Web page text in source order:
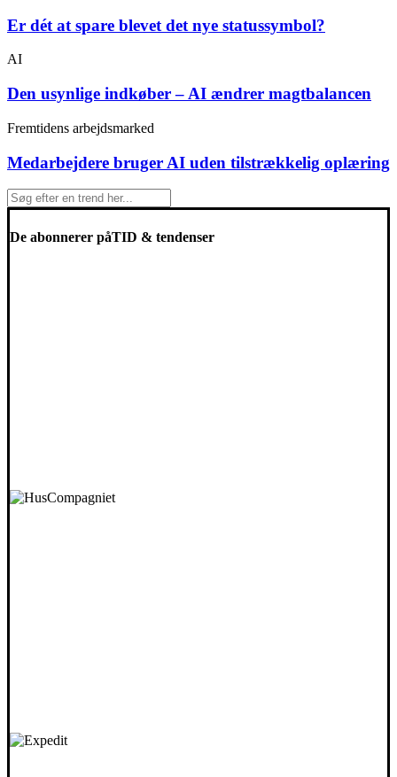
Er dét at spare blevet det nye statussymbol?
AI
Den usynlige indkøber – AI ændrer magtbalancen
Fremtidens arbejdsmarked
Medarbejdere bruger AI uden tilstrækkelig oplæring
De abonnerer påTID & tendenser